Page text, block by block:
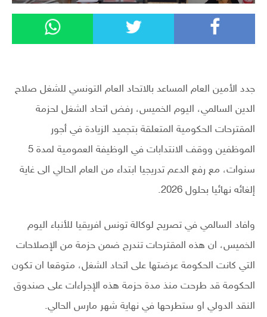
جدد الأمين العام المساعد بالاتحاد العام التونسي للشغل صلاح
الدين السالمي، اليوم الخميس، رفض اتحاد الشغل لحزمة
المقترحات الحكومية المتعلقة بتجميد الزيادة في أجور
الموظفين ووقف الانتدابات في الوظيفة العمومية لمدة 5
سنوات، مع رفع الدعم تدريجيا ابتداء من العام الحالي الى غاية
إلغائه نهائيا بحلول 2026.
وافاد السالمي في تصريح لوكالة تونس افريقيا للأنباء اليوم
الخميس، ان هذه المقترحات تندرج ضمن حزمة من الإصلاحات
التي كانت الحكومة عرضتها على اتحاد الشغل، متوقعا ان تكون
الحكومة قد طرحت منذ مدة حزمة هذه الإجراءات على صندوق
النقد الدولي او ستطرحها في نهاية شهر مارس الحالي.